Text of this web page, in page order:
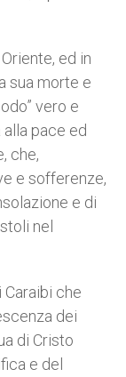
ed in
sua morte e
vero e
pace ed
che,
e sofferenze,
e di
nel
che
dei
di Cristo
e del